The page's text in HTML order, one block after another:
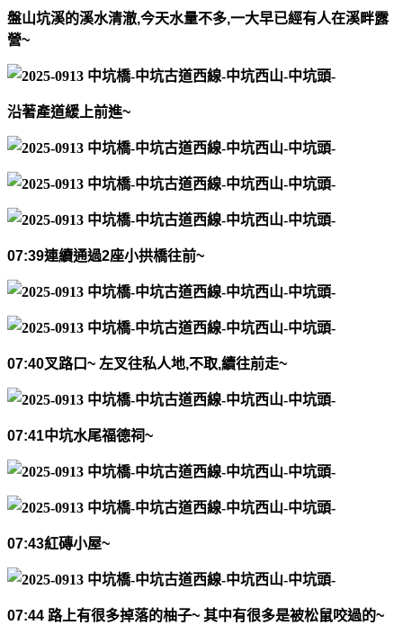
盤山坑溪的溪水清澈,今天水量不多,一大早已經有人在溪畔露
營~
沿著產道緩上前進~
07:39連續通過2座小拱橋往前~
07:40叉路口~ 左叉往私人地,不取,續往前走~
07:41中坑水尾福德祠~
07:43紅磚小屋~
07:44 路上有很多掉落的柚子~ 其中有很多是被松鼠咬過的~